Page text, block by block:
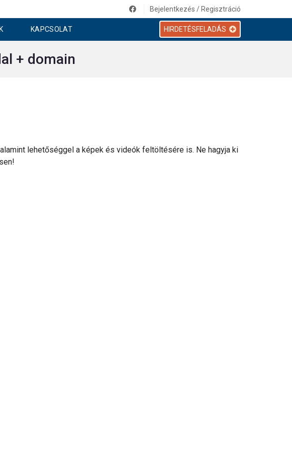
Bejelentkezés / Regisztráció
KAPCSOLAT HIRDETÉSFELADÁS
+ domain
lehetőséggel a képek és videók feltöltésére is. Ne hagyja ki